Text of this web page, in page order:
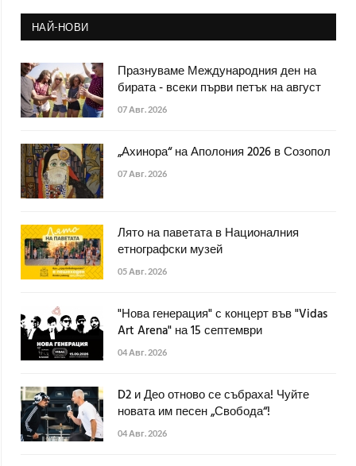
НАЙ-НОВИ
Празнуваме Международния ден на
бирата - всеки първи петък на август
07 Авг. 2026
„Ахинора“ на Аполония 2026 в Созопол
07 Авг. 2026
Лято на паветата в Националния
етнографски музей
05 Авг. 2026
"Нова генерация" с концерт във "Vidas
Art Arena" на 15 септември
04 Авг. 2026
D2 и Део отново се събраха! Чуйте
новата им песен „Свобода“!
04 Авг. 2026